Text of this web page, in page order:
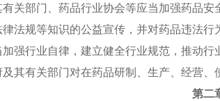
门、药品行业协会等应当加强药品安
规等知识的公益宣传，并对药品违法行
业自律，建立健全行业规范，推动行
关部门对在药品研制、生产、经营、
第二